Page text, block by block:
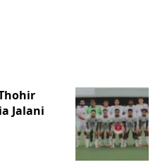
Jalani